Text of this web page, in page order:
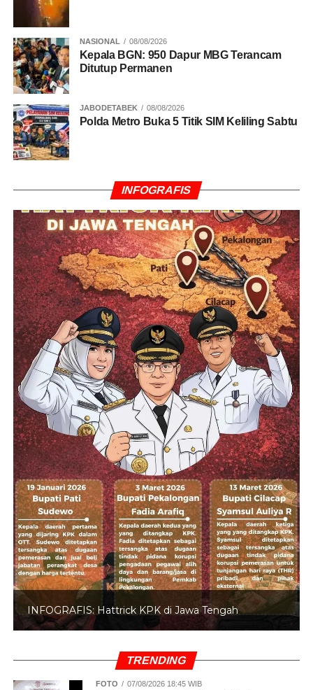
NASIONAL 08/08/2026
Kepala BGN: 950 Dapur MBG Terancam
Ditutup Permanen
JABODETABEK 08/08/2026
Polda Metro Buka 5 Titik SIM Keliling Sabtu
INFOGRAFIS
INFOGRAFIS: 5 Anggota DPR Dinonaktifkan
TRENDING
FOTO 07/08/2026 18:45 WIB